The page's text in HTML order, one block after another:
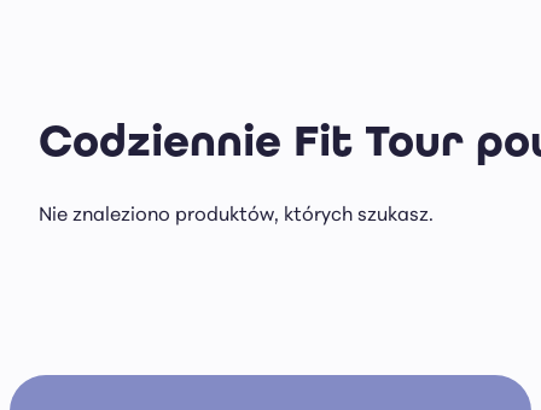
Codziennie Fit Tour
Nie znaleziono produktów, których szukasz.